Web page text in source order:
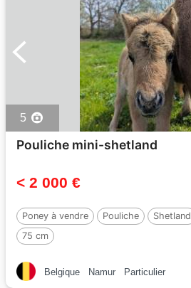
5
Pouliche mini-shetland
< 2 000 €
Poney à vendre Pouliche Shetland
75 cm
Belgique Namur Particulier